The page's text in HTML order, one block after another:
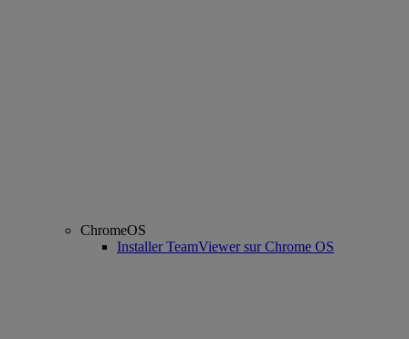
ChromeOS
Installer TeamViewer sur Chrome OS